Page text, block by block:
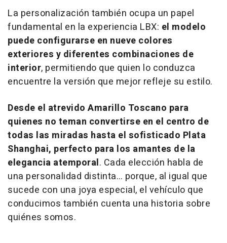
La personalización también ocupa un papel
fundamental en la experiencia LBX: el modelo
puede configurarse en nueve colores
exteriores y diferentes combinaciones de
interior, permitiendo que quien lo conduzca
encuentre la versión que mejor refleje su estilo.
Desde el atrevido Amarillo Toscano para
quienes no teman convertirse en el centro de
todas las miradas hasta el sofisticado Plata
Shanghai, perfecto para los amantes de la
elegancia atemporal. Cada elección habla de
una personalidad distinta… porque, al igual que
sucede con una joya especial, el vehículo que
conducimos también cuenta una historia sobre
quiénes somos.